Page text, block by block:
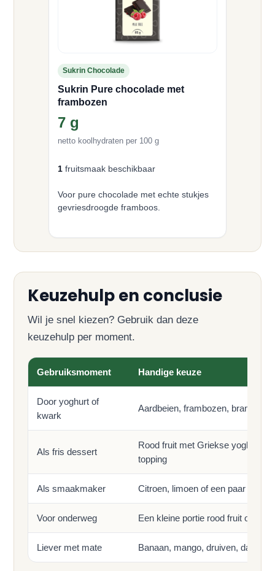
Sukrin Chocolade
Sukrin Pure chocolade met
frambozen
7 g
netto koolhydraten per 100 g
1 fruitsmaak beschikbaar
Voor pure chocolade met echte stukjes
gevriesdroogde framboos.
Keuzehulp en conclusie
Wil je snel kiezen? Gebruik dan deze
keuzehulp per moment.
Gebruiksmoment Handige keuze
Door yoghurt of
kwark
Aardbeien, frambozen, bramen
Als fris dessert
Rood fruit met Griekse yoghurt,
topping
Als smaakmaker Citroen, limoen of een paar
Voor onderweg Een kleine portie rood fruit of
Liever met mate Banaan, mango, druiven, dadels,